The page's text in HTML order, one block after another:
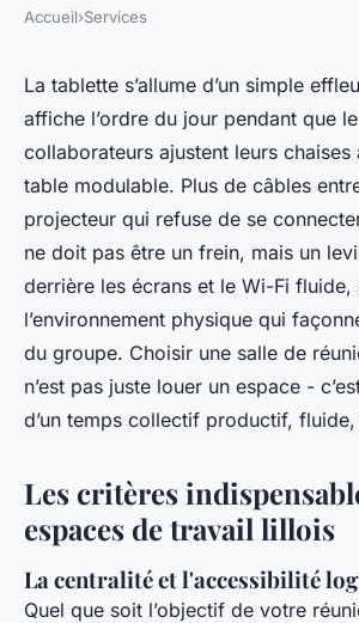
Choisissez le bon
vos réunions à Lille
Nicet• 25/05/2026 18:27 •10 min de
Accueil›Services
La tablette s’allume d’un simple
affiche l’ordre du jour pendant que
collaborateurs ajustent leurs chaises
table modulable. Plus de câbles
projecteur qui refuse de se
ne doit pas être un frein, mais un
derrière les écrans et le Wi-Fi fluide,
l’environnement physique qui
du groupe. Choisir une salle de
n’est pas juste louer un espace -
d’un temps collectif productif,
Les critères
espaces de travail lillois
La centralité et l'accessibilité
Quel que soit l’objectif de votre